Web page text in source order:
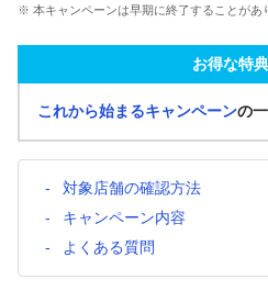
※ 本キャンペーンは早期に終了することがあ
お得な特
これから始まるキャンペーンの
対象店舗の確認方法
キャンペーン内容
よくある質問